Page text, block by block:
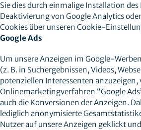
Sie dies durch einmalige Installation
Deaktivierung von Google Analytics
Cookies über unseren Cookie-
Google Ads
Um unsere Anzeigen im Google-
(z. B. in Suchergebnissen, Videos,
potenziellen Interessenten anzuzeigen,
Onlinemarketingverfahren “Google
auch die Konversionen der Anzeigen.
lediglich anonymisierte
Nutzer auf unsere Anzeigen geklickt